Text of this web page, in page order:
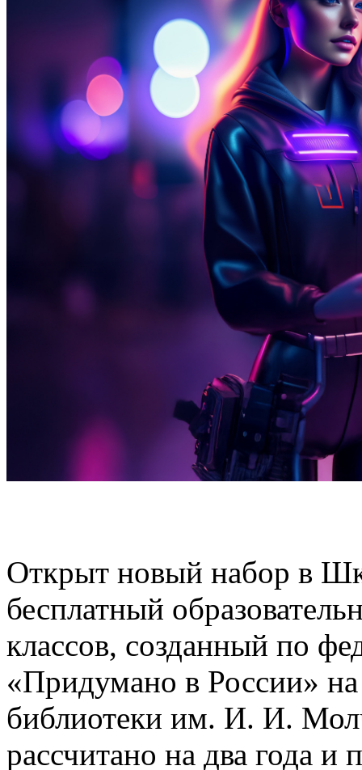
Открыт новый набор в
бесплатный
классов, созданный по
«Придумано в России»
библиотеки им. И. И.
рассчитано на два года